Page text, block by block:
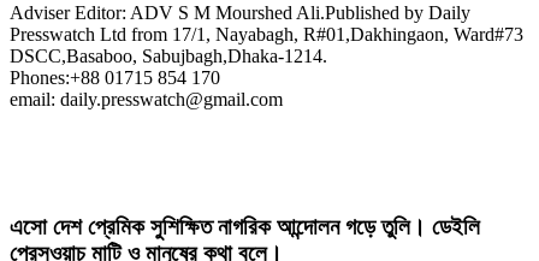
Adviser Editor: ADV S M Mourshed Ali.Published by Daily
Presswatch Ltd from 17/1, Nayabagh, R#01,Dakhingaon, Ward#73
DSCC,Basaboo, Sabujbagh,Dhaka-1214.
Phones:+88 01715 854 170
email: daily.presswatch@gmail.com
এসো দেশ প্রেমিক সুশিক্ষিত নাগরিক আন্দোলন গড়ে তুলি। ডেইলি
প্রেসওয়াচ মাটি ও মানুষের কথা বলে।